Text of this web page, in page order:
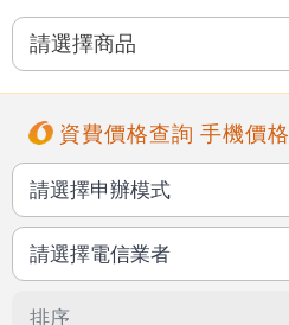
資費價格查詢 手機價格